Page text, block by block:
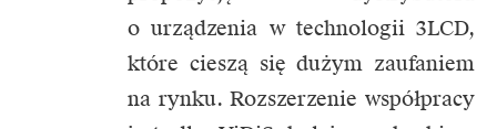
o urządzenia w technologii 3LCD,
które cieszą się dużym zaufaniem
na rynku. Rozszerzenie współpracy